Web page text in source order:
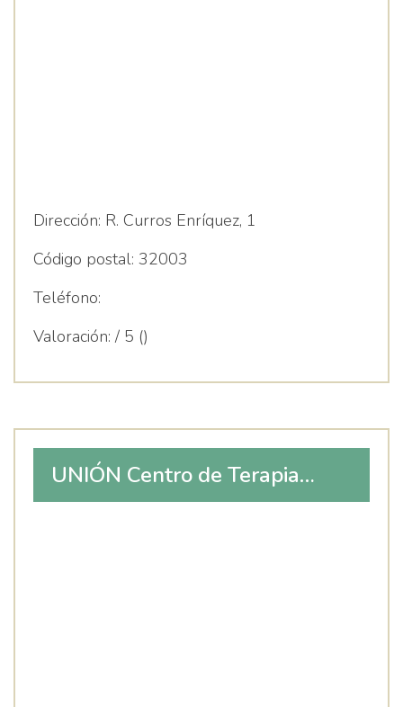
Dirección: R. Curros Enríquez, 1
Código postal: 32003
Teléfono:
Valoración: / 5 ()
UNIÓN Centro de Terapia